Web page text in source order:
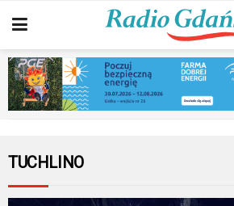
TUCHLINO